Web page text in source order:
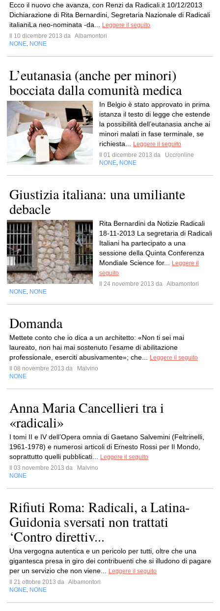
Ecco il nuovo che avanza, con Renzi da Radicali.it 10/12/2013
Dichiarazione di Rita Bernardini, Segretaria Nazionale di Radicali
italianiLa neo-nominata -da...
Leggere il seguito
Il 10 dicembre 2013 da Albamontori
NONE NONE
L’eutanasia (anche per minori)
bocciata dalla comunità medica
In Belgio è stato approvato in prima
istanza il testo di legge che estende
la possibilità dell’eutanasia anche ai
minori malati in fase terminale, se
richiesta...
Leggere il seguito
Il 01 dicembre 2013 da
Uccronline
NONE NONE
Giustizia italiana: una umiliante
debacle
Rita Bernardini da Notizie Radicali
18-11-2013 La segretaria di Radicali
Italiani ha partecipato a una
sessione della Quinta Conferenza
Mondiale Science for...
Leggere il
seguito
Il 24 novembre 2013 da Albamontori
NONE NONE
Domanda
Mettete conto che io dica a un architetto: «Non ti sei mai
laureato, non hai mai sostenuto l’esame di abilitazione
professionale, eserciti abusivamente»; che...
Leggere il seguito
Il 08 novembre 2013 da
Malvino
NONE
Anna Maria Cancellieri tra i
«radicali»
I tomi II e IV dell’Opera omnia di Gaetano Salvemini (Feltrinelli,
1961-1978) e numerosi articoli di Ernesto Rossi per Il Mondo,
soprattutto quelli pubblicati...
Leggere il seguito
Il 03 novembre 2013 da
Malvino
NONE
Rifiuti Roma: Radicali, a Latina-
Guidonia sversati non trattati
‘Contro direttiv...
Una vergogna autentica e un pericolo per tutti, oltre che una
gigantesca presa in giro dei contribuenti che si illudono di pagare
per un servizio che non viene...
Leggere il seguito
Il 21 ottobre 2013 da Albamontori
NONE NONE